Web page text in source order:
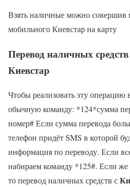
Взять наличные можно совершив
мобильного Киевстар на карту
Перевод наличных средств
Киевстар
Чтобы реализовать эту операцию
обычную команду: *124*сумма
номер# Если сумма перевода
телефон придёт SMS в которой
информация по переводу. Если
набираем команду *125#. Если
то перевод наличных средств с